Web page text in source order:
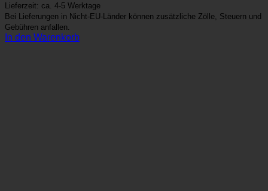
Lieferzeit: ca. 4-5 Werktage
Bei Lieferungen in Nicht-EU-Länder können zusätzliche Zölle, Steuern und
Gebühren anfallen.
In den Warenkorb